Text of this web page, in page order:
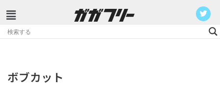
コ
ン
ボブカット